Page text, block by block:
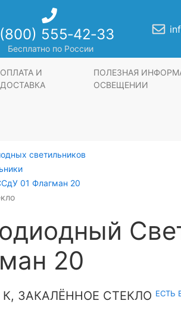
555‑42‑33
Бесплатно по России
ОПЛАТА И
ДОСТАВКА
ПОЛЕЗНАЯ
ОСВЕЩЕНИИ
светильников
01 Флагман 20
20
К, ЗАКАЛЁННОЕ СТЕКЛО ЕСТЬ